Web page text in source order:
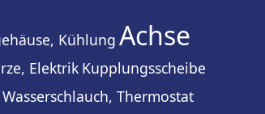
Kühlung Achse
Elektrik Kupplungsscheibe
Thermostat